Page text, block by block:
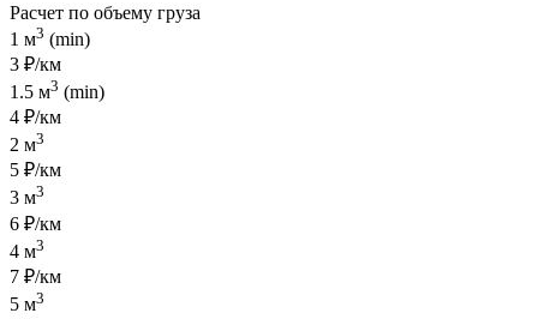
Расчет по объему груза
1 м3 (min)
3 ₽/км
1.5 м3 (min)
4 ₽/км
2 м3
5 ₽/км
3 м3
6 ₽/км
4 м3
7 ₽/км
5 м3